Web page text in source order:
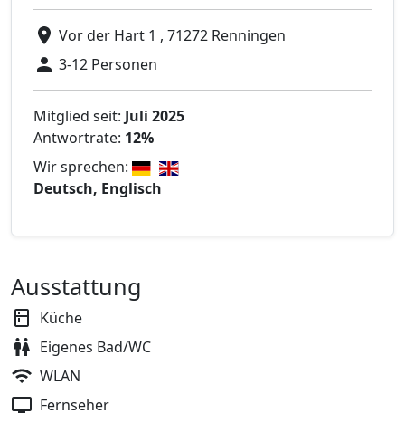
Vor der Hart 1 , 71272 Renningen
3-12 Personen
Mitglied seit: Juli 2025
Antwortrate: 12%
Wir sprechen:
Deutsch, Englisch
Ausstattung
Küche
Eigenes Bad/WC
WLAN
Fernseher